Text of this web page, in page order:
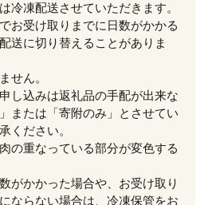
冷凍配送させていただきます。
お受け取りまでに日数がかかる
送に切り替えることがありま
せん。
し込みは返礼品の手配が出来な
または「寄附のみ」とさせてい
ください。
の重なっている部分が変色する
がかかった場合や、お受け取り
ならない場合は、冷凍保管をお